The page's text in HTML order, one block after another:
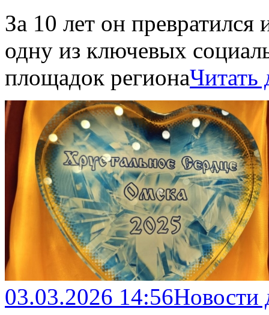
За 10 лет он превратился
одну из ключевых
площадок регионаЧитать
03.03.2026 14:56